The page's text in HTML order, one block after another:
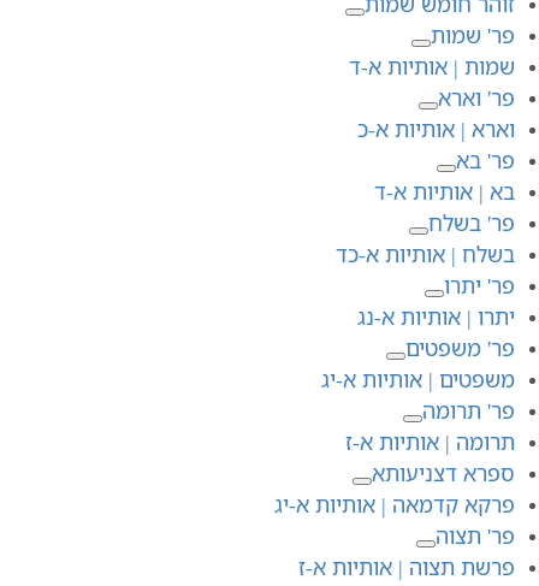
פר' שמות
שמות | אותיות א-ד
פר' וארא
וארא | אותיות א-כ
פר' בא
בא | אותיות א-ד
פר' בשלח
בשלח | אותיות א-כד
פר' יתרו
יתרו | אותיות א-נג
פר' משפטים
משפטים | אותיות א-יג
פר' תרומה
תרומה | אותיות א-ז
ספרא דצניעותא
פרקא קדמאה | אותיות א-יג
פר' תצוה
פרשת תצוה | אותיות א-ז